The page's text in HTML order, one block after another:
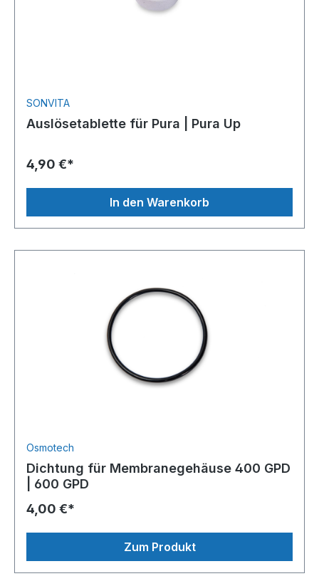
SONVITA
Auslösetablette für Pura | Pura Up
4,90 €*
In den Warenkorb
Osmotech
Dichtung für Membranegehäuse 400 GPD
| 600 GPD
4,00 €*
Zum Produkt